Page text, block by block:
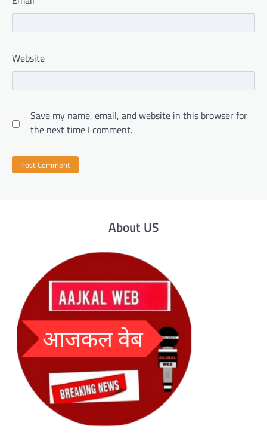
Website
Save my name, email, and website in this browser for
the next time I comment.
About US